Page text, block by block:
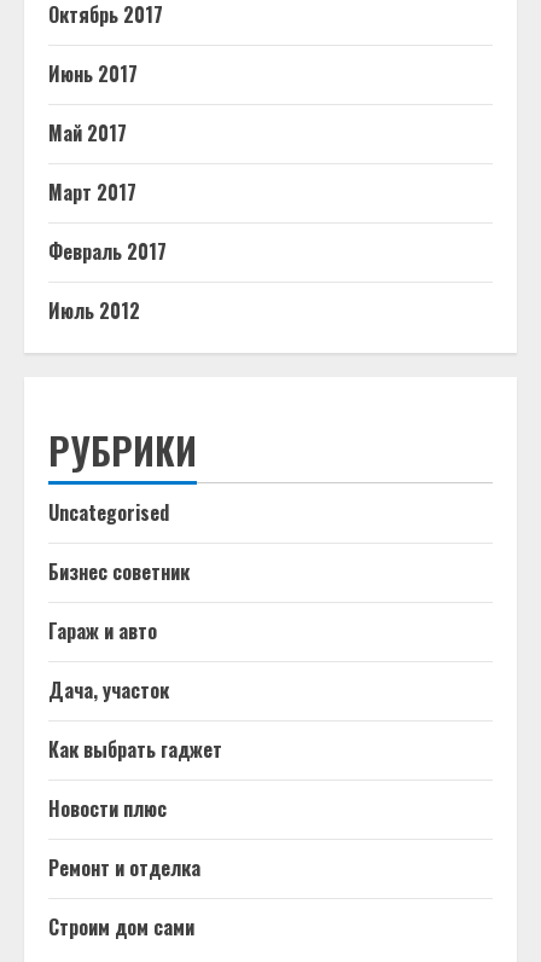
Октябрь 2017
Июнь 2017
Май 2017
Март 2017
Февраль 2017
Июль 2012
РУБРИКИ
Uncategorised
Бизнес советник
Гараж и авто
Дача, участок
Как выбрать гаджет
Новости плюс
Ремонт и отделка
Строим дом сами